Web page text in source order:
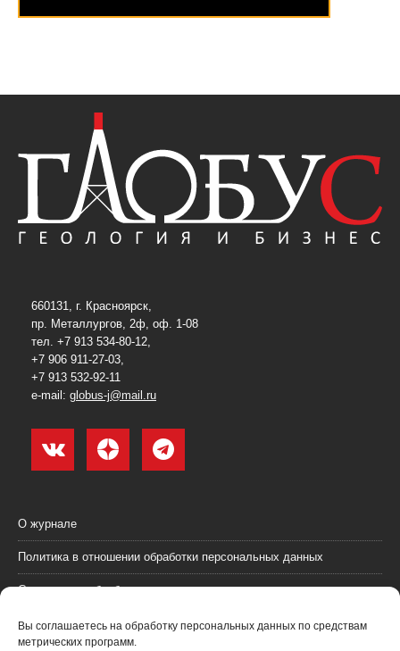
Вы соглашаетесь на обработку персональных данных по средствам
метрических программ.
660131, г. Красноярск,
пр. Металлургов, 2ф, оф. 1-08
тел. +7 913 534-80-12,
+7 906 911-27-03,
+7 913 532-92-11
e-mail: globus-j@mail.ru
О журнале
Политика в отношении обработки персональных данных
Согласие на обработку персональных данных
Пользовательское соглашение (оферта)